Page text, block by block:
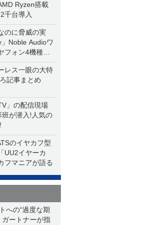
Ryzen搭載
千台導入
のに脅威の実
Noble Audioワ
フォン4機種を
レス一眼の大特
記事まとめ
」の配信現場
班が潜入!人気の
のイヤカフ型
UU2イヤーカ
フマニアが語る
への“過度な期
ートナーが指